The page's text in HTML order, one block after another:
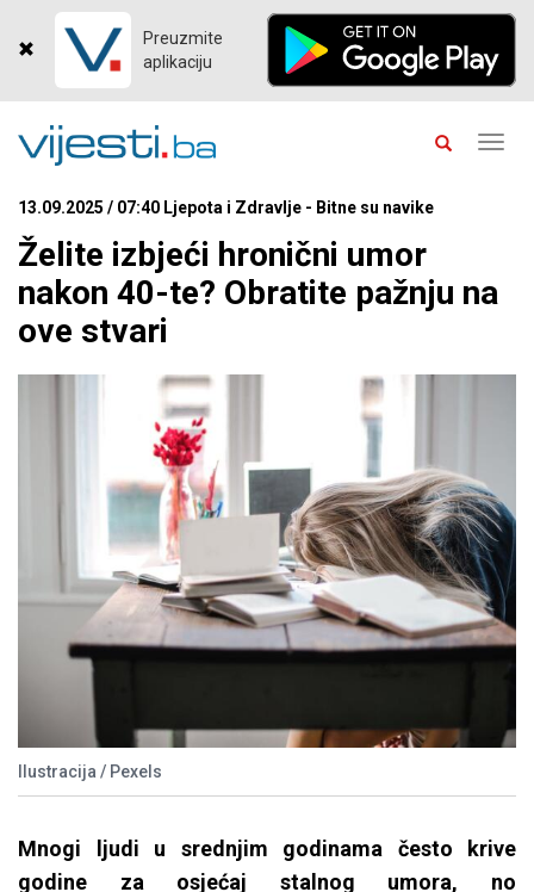
Preuzmite
aplikaciju
13.09.2025 / 07:40 Ljepota i Zdravlje - Bitne su navike
Želite izbjeći hronični umor
nakon 40-te? Obratite pažnju na
ove stvari
Ilustracija / Pexels
Mnogi ljudi u srednjim godinama često krive
godine za osjećaj stalnog umora, no